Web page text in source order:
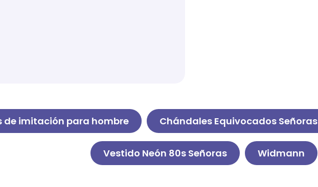
de imitación para hombre Chándales Equivocados Señoras
Vestido Neón 80s Señoras Widmann